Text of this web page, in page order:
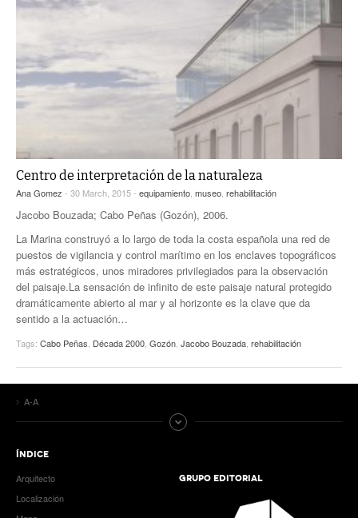
Centro de interpretación de la naturaleza
Ana Gomez - 30 March, 2015 - equipamiento museo rehabilitación
Jacobo Bouzada; Cabo Peñas (Gozón), 2006.
La Marina construyó a lo largo de toda la costa española una red de
puestos de vigilancia y control marítimo en los enclaves topográficos
más estratégicos, unos miradores privilegiados para la observación
del paisaje.La sensación de infinito de este paisaje natural protegido
dramáticamente abierto al mar y al horizonte es la clave que da
sentido a la actuación…
Tags: Cabo Peñas Década 2000 Gozón Jacobo Bouzada rehabilitación
A-A
ÍNDICE
Arquitecto
Localización
GRUPO EDITORIAL